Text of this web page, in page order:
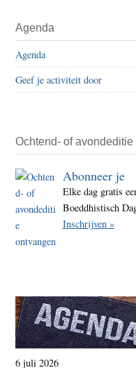
Agenda
Agenda
Geef je activiteit door
Ochtend- of avondeditie
Abonneer je
Elke dag gratis
Boeddhistisch
Inschrijven »
6 juli 2026